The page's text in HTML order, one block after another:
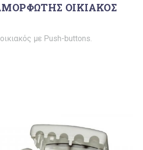
ΟΙΚΙΑΚΟΣ
με Push-buttons.